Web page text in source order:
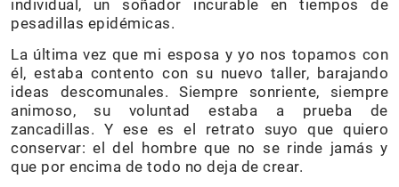
individual, un soñador incurable en tiempos de
pesadillas epidémicas.
La última vez que mi esposa y yo nos topamos con
él, estaba contento con su nuevo taller, barajando
ideas descomunales. Siempre sonriente, siempre
animoso, su voluntad estaba a prueba de
zancadillas. Y ese es el retrato suyo que quiero
conservar: el del hombre que no se rinde jamás y
que por encima de todo no deja de crear.